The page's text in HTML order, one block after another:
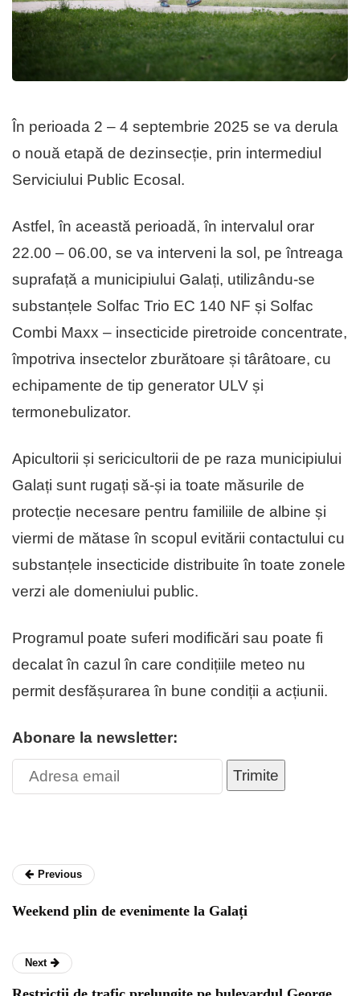
În perioada 2 – 4 septembrie 2025 se va derula
o nouă etapă de dezinsecție, prin intermediul
Serviciului Public Ecosal.
Astfel, în această perioadă, în intervalul orar
22.00 – 06.00, se va interveni la sol, pe întreaga
suprafață a municipiului Galați, utilizându-se
substanțele Solfac Trio EC 140 NF și Solfac
Combi Maxx – insecticide piretroide concentrate,
împotriva insectelor zburătoare și târâtoare, cu
echipamente de tip generator ULV și
termonebulizator.
Apicultorii și sericicultorii de pe raza municipiului
Galați sunt rugați să-și ia toate măsurile de
protecție necesare pentru familiile de albine și
viermi de mătase în scopul evitării contactului cu
substanțele insecticide distribuite în toate zonele
verzi ale domeniului public.
Programul poate suferi modificări sau poate fi
decalat în cazul în care condițiile meteo nu
permit desfășurarea în bune condiții a acțiunii.
Abonare la newsletter:
Trimite
Previous
Weekend plin de evenimente la Galați
Next